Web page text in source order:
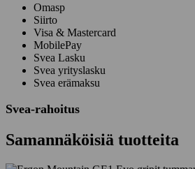
Omasp
Siirto
Visa & Mastercard
MobilePay
Svea Lasku
Svea yrityslasku
Svea erämaksu
Svea-rahoitus
Samannäköisiä tuotteita